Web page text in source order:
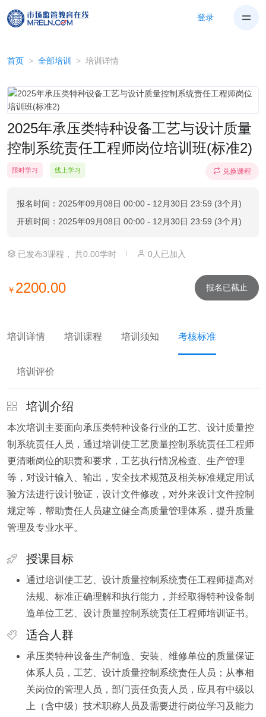
登录
首页 全部培训 培训详情
2025年承压类特种设备工艺与设计质量
控制系统责任工程师岗位培训班(标准2)
限时学习 线上学习 兑换课程
报名时间：2025年09月08日 00:00 - 12月30日 23:59 (3个月)
开班时间：2025年09月08日 00:00 - 12月30日 23:59 (3个月)
已发布3课程， 共0.00学时 | 0人已加入
￥ 2200.00 报名已截止
培训详情 培训课程 培训须知 考核标准
培训评价
培训介绍
本次培训主要面向承压类特种设备行业的工艺、设计质量控
制系统责任人员，通过培训使工艺质量控制系统责任工程师
更清晰岗位的职责和要求，工艺执行情况检查、生产管理
等，对设计输入、输出，安全技术规范及相关标准规定用试
验方法进行设计验证，设计文件修改，对外来设计文件控制
规定等，帮助责任人员建立健全高质量管理体系，提升质量
管理及专业水平。
授课目标
通过培训使工艺、设计质量控制系统责任工程师提高对
法规、标准正确理解和执行能力，并经取得特种设备制
造单位工艺、设计质量控制系统责任工程师培训证书。
适合人群
承压类特种设备生产制造、安装、维修单位的质量保证
体系人员，工艺、设计质量控制系统责任人员；从事相
关岗位的管理人员，部门责任负责人员，应具有中级以
上（含中级）技术职称人员及需要进行岗位学习及能力